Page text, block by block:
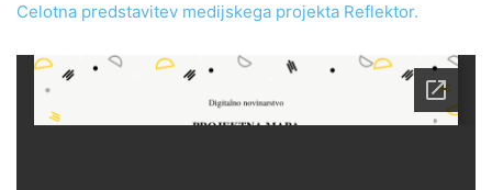
Celotna predstavitev medijskega projekta Reflektor.